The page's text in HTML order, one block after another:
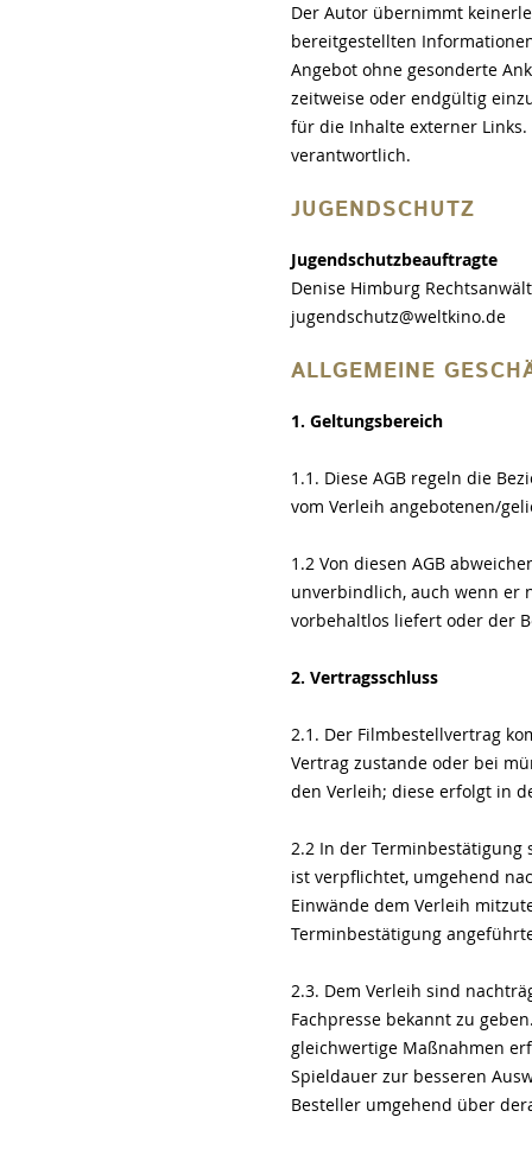
Der Autor übernimmt
bereitgestellten
Angebot ohne gesonderte
zeitweise oder endgültig
für die Inhalte externer
verantwortlich.
JUGENDSCHUTZ
Jugendschutzbeauftragte
Denise Himburg
jugendschutz@weltkino.de
ALLGEMEINE
1. Geltungsbereich
1.1. Diese AGB regeln die
vom Verleih angebotenen/
1.2 Von diesen AGB
unverbindlich, auch wenn er
vorbehaltlos liefert oder der
2. Vertragsschluss
2.1. Der Filmbestellvertrag
Vertrag zustande oder bei
den Verleih; diese erfolgt in
2.2 In der
ist verpflichtet, umgehend
Einwände dem Verleih
Terminbestätigung
2.3. Dem Verleih sind
Fachpresse bekannt zu
gleichwertige Maßnahmen
Spieldauer zur besseren
Besteller umgehend über